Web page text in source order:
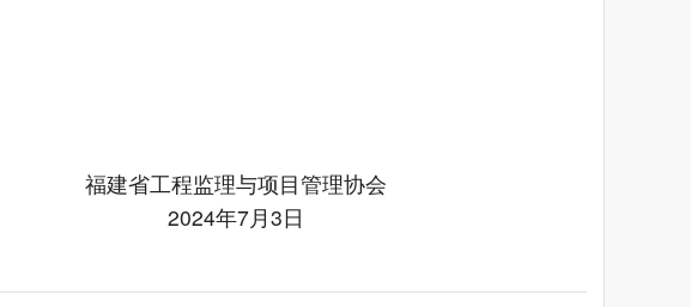
福建省工程监理与项目管理协会
2024年7月3日